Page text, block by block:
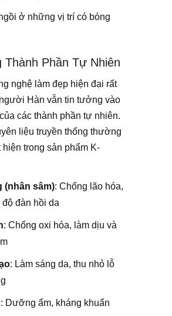
ở những vị trí có bóng
Thành Phần Tự Nhiên
nghệ làm đẹp hiện đại rất
Hàn vẫn tin tưởng vào
các thành phần tự nhiên.
liệu truyền thống thường
hiện trong sản phẩm K-
(nhân sâm): Chống lão hóa,
độ đàn hồi da
: Chống oxi hóa, làm dịu và
: Làm sáng da, thu nhỏ lỗ
: Dưỡng ẩm, kháng khuẩn